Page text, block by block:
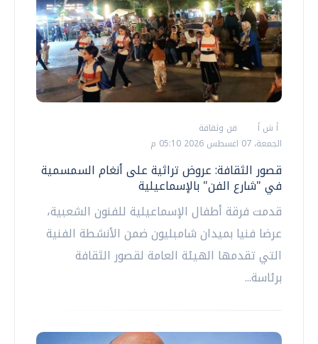
أ ش أ
فن وثقافة
الجمعة، 07 اغسطس 2026 05:10 م
قصور الثقافة: عروض تراثية على أنغام السمسمية
في "شارع الفن" بالإسماعيلية
قدمت فرقة أطفال الإسماعيلية للفنون الشعبية،
عرضا فنيا بميدان شامبليون ضمن الأنشطة الفنية
التي تقدمها الهيئة العامة لقصور الثقافة
برئاسة...